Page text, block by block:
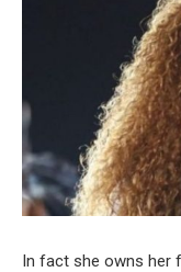
In fact she owns her